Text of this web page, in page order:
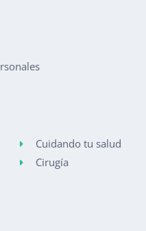
Cuidando tu salud
Cirugía